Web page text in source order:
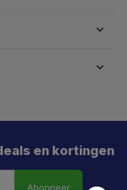
en kortingen
Abonneer